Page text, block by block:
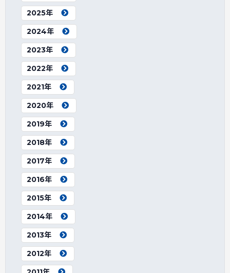
2025年
2024年
2023年
2022年
2021年
2020年
2019年
2018年
2017年
2016年
2015年
2014年
2013年
2012年